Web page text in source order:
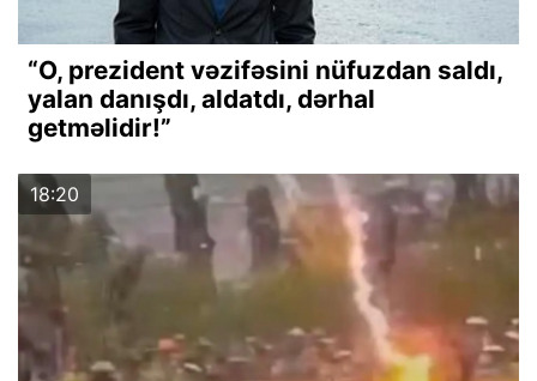
“O, prezident vəzifəsini nüfuzdan saldı,
yalan danışdı, aldatdı, dərhal
getməlidir!”
18:20